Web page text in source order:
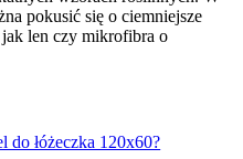
pokusić się o ciemniejsze
len czy mikrofibra o
do łóżeczka 120x60?